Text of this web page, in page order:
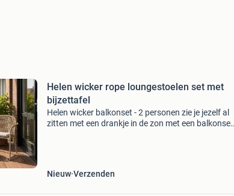
Helen wicker rope loungestoelen set met
bijzettafel
Helen wicker balkonset - 2 personen zie je jezelf al
zitten met een drankje in de zon met een balkonset
Nieuw Verzenden